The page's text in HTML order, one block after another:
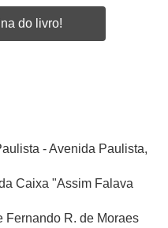
do livro!
- Avenida Paulista,
Caixa "Assim Falava
Fernando R. de Moraes